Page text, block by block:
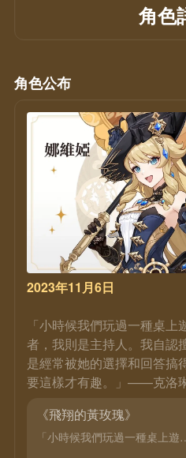
角色
角色公布
2023年11月6日
「小時候我們玩過一種桌
者，我則是主持人。我自認
是經常被她的選擇和回答搞
要這樣才有趣。」——克洛
《飛翔的黃玫瑰》
「小時候我們玩過一種桌上遊戲，她負責扮演冒險者，我則是主持人。我自認擅長應對突發狀況，也還是經常被她的選擇和回答搞得措手不及。不過，就是要